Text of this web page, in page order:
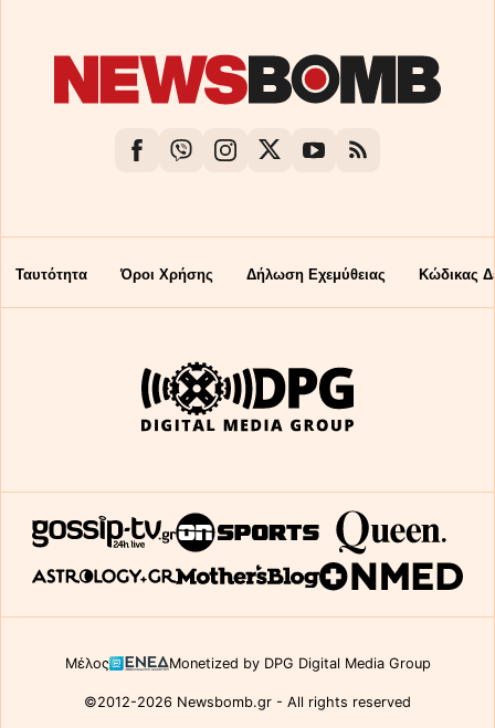
Ταυτότητα Όροι Χρήσης Δήλωση Εχεμύθειας Κώδικας
Μέλος Monetized by DPG Digital Media Group
©2012-2026 Newsbomb.gr - All rights reserved